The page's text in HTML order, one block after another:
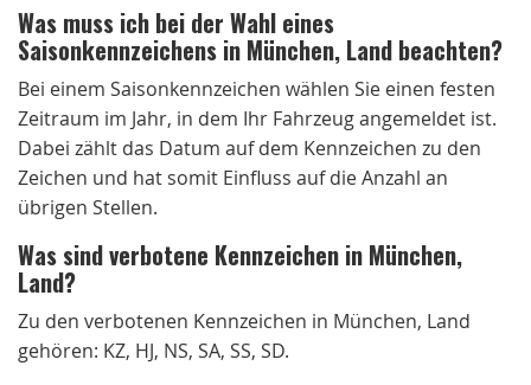
Was muss ich bei der Wahl eines
Saisonkennzeichens in München, Land beachten?
Bei einem Saisonkennzeichen wählen Sie einen festen
Zeitraum im Jahr, in dem Ihr Fahrzeug angemeldet ist.
Dabei zählt das Datum auf dem Kennzeichen zu den
Zeichen und hat somit Einfluss auf die Anzahl an
übrigen Stellen.
Was sind verbotene Kennzeichen in München,
Land?
Zu den verbotenen Kennzeichen in München, Land
gehören: KZ, HJ, NS, SA, SS, SD.